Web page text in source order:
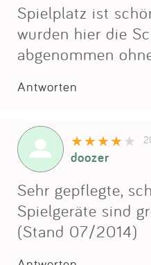
Spielplatz ist
wurden hier die
abgenommen
Antworten
doozer
Sehr gepflegte,
Spielgeräte sind
(Stand 07/2014)